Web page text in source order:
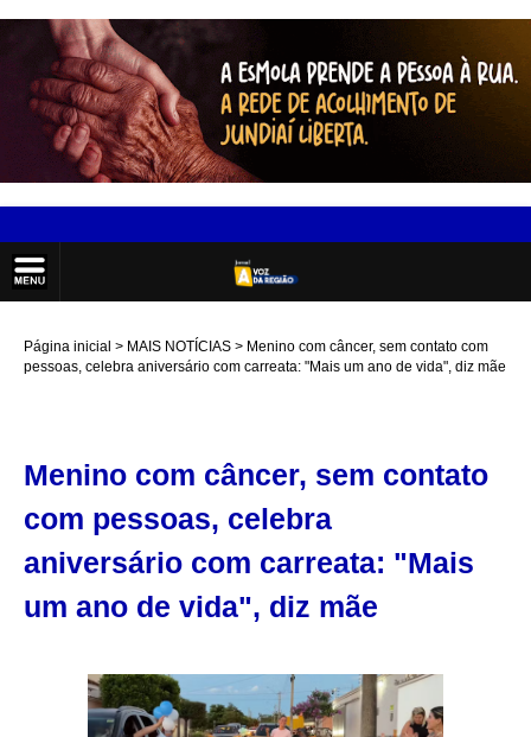
Página inicial MAIS NOTÍCIAS
Menino com câncer, sem contato com
pessoas, celebra aniversário com carreata: "Mais um ano de vida", diz mãe
Menino com câncer, sem contato
com pessoas, celebra
aniversário com carreata: "Mais
um ano de vida", diz mãe